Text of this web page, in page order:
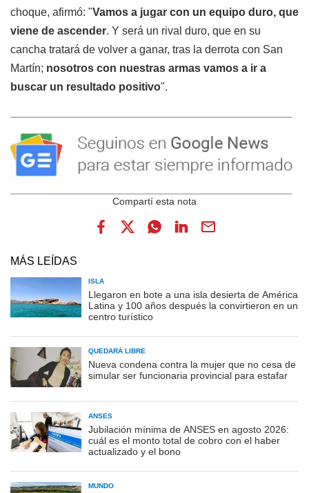
choque, afirmó: "Vamos a jugar con un equipo duro, que
viene de ascender. Y será un rival duro, que en su
cancha tratará de volver a ganar, tras la derrota con San
Martín; nosotros con nuestras armas vamos a ir a
buscar un resultado positivo".
MÁS LEÍDAS
ISLA
Llegaron en bote a una isla desierta de América
Latina y 100 años después la convirtieron en un
centro turístico
QUEDARÁ LIBRE
Nueva condena contra la mujer que no cesa de
simular ser funcionaria provincial para estafar
ANSES
Jubilación mínima de ANSES en agosto 2026:
cuál es el monto total de cobro con el haber
actualizado y el bono
MUNDO